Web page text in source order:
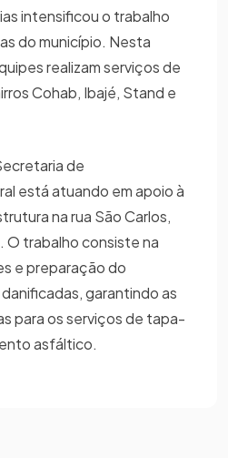
intensificou o trabalho
do município. Nesta
realizam serviços de
Cohab, Ibajé, Stand e
de
está atuando em apoio à
na rua São Carlos,
O trabalho consiste na
e preparação do
garantindo as
para os serviços de tapa-
asfáltico.